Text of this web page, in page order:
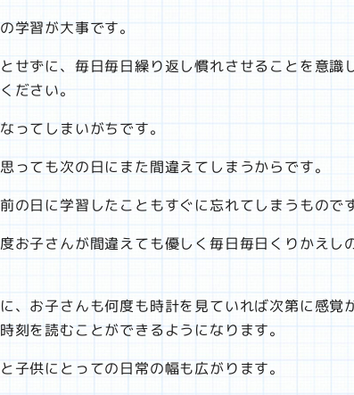
学習が大事です。
せずに、毎日毎日繰り返し慣れさせることを意識
ださい。
ってしまいがちです。
っても次の日にまた間違えてしまうからです。
の日に学習したこともすぐに忘れてしまうものです
お子さんが間違えても優しく毎日毎日くりかえし
、お子さんも何度も時計を見ていれば次第に感覚
刻を読むことができるようになります。
子供にとっての日常の幅も広がります。